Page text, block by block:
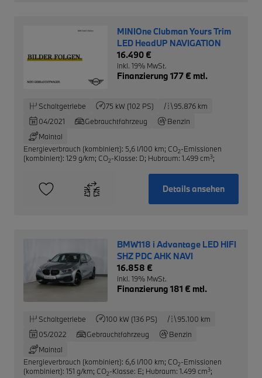
MINIOne Clubman Yours Trim
LED HeadUP NAVIGATION
16.490 €
inkl. 19% MwSt.
Finanzierung 177 € mtl.
Schaltgetriebe 75 kW (102 PS)
95.876 km
04/2021
Gebrauchtfahrzeug
Benzin
Maintal
Energieverbrauch (kombiniert): 5,6 l/100 km; CO2-Emissionen
(kombiniert): 129 g/km; CO2-Klasse: D; Hubraum: 1.499 cm3;
Details ansehen
BMW118 i Advantage LED HIFI
SHZ PDC AHK NAVI
16.858 €
inkl. 19% MwSt.
Finanzierung 181 € mtl.
Schaltgetriebe 100 kW (136 PS)
95.100 km
05/2022
Gebrauchtfahrzeug
Benzin
Maintal
Energieverbrauch (kombiniert): 6,6 l/100 km; CO2-Emissionen
(kombiniert): 151 g/km; CO2-Klasse: E; Hubraum: 1.499 cm3;